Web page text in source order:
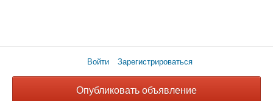
Войти Зарегистрироваться
Опубликовать объявление